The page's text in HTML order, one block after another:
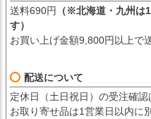
送料690円
（※北海道・九州は
す）
お買い上げ金額9,800円以上で
配送について
定休日（土日祝日）の受注確認
お取り寄せ品は1営業日以内に